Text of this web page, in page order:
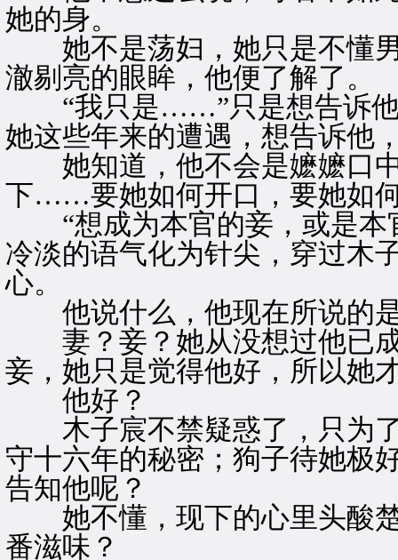
她的身。
她不是荡妇，她只是不懂男
澈剔亮的眼眸，他便了解了。
“我只是……”只是想告诉他
她这些年来的遭遇，想告诉他
她知道，他不会是嬷嬷口中
下……要她如何开口，要她如
“想成为本官的妾，或是本
冷淡的语气化为针尖，穿过木
心。
他说什么，他现在所说的
妻？妾？她从没想过他已成
妾，她只是觉得他好，所以
他好？
木子宸不禁疑惑了，只为了
守十六年的秘密；狗子待她极
告知他呢？
她不懂，现下的心里头酸楚
番滋味？